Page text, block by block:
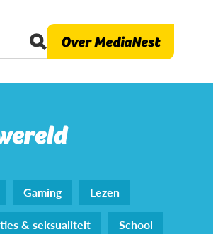
Over MediaNest
Gaming
Lezen
& seksualiteit
School